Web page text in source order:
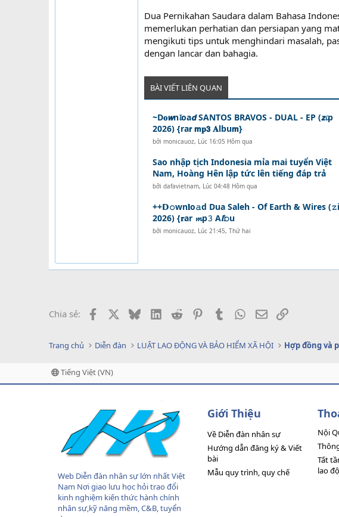
Dua Pernikahan Saudara dalam Bahasa
memerlukan perhatian dan persiapan yang
mengikuti tips untuk menghindari masalah,
dengan lancar dan bahagia.
BÀI VIẾT LIÊN QUAN
~D𝐨𝙬n𝓵oa𝙙 SANTOS BRAVOS - DUAL - EP (𝙯𝓲p
2026) {ra𝗿 𝗺𝐩𝟯 𝐀lbu𝗺}
bởi monicauoz, Lúc 16:05 Hôm qua
Sao nhập tịch Indonesia mỉa mai tuyển Việt
Nam, Hoàng Hên lập tức lên tiếng đáp trả
bởi dafavietnam, Lúc 04:48 Hôm qua
++𝗗𝚘wn𝐥o𝚊d Dua Saleh - Of Earth & Wires
2026) {𝐫ar 𝓶p𝟹 A𝙡𝚋u
bởi monicauoz, Lúc 21:45, Thứ hai
Chia sẻ: Facebook BlueskyLinkedIn
Reddit PinterestTumblr WhatsApp
EmailLink
Trang chủ Diễn đàn LUẬT LAO ĐỘNG VÀ BẢO HIỂM XÃ HỘI Hợp đồng và
Tiếng Việt (VN)
Web Diễn đàn nhân sự lớn nhất Việt
Nam Nơi giao lưu học hỏi trao đổi
kinh nghiệm kiến thức hành chính
nhân sự,kỹ năng mềm, C&B, tuyển
Giới Thiệu
Về Diễn đàn nhân sự
Hướng dẫn đăng ký & Viết
bài
Mẫu quy trình, quy chế
Nội
Tất
lao